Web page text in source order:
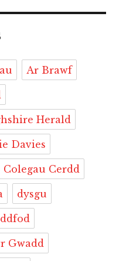
o
r
d
p
p
e
et L
Ar Brawf
Herald
Davies
Colegau Cerdd
dysgu
Gwadd